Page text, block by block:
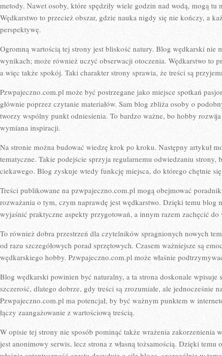
metody. Nawet osoby, które spędziły wiele godzin nad wodą, mogą
Wędkarstwo to przecież obszar, gdzie nauka nigdy się nie kończy, a
perspektywę.
Ogromną wartością tej strony jest bliskość natury. Blog wędkarski nie
wynikach; może również uczyć obserwacji otoczenia. Wędkarstwo to
a więc także spokój. Taki charakter strony sprawia, że treści są
Pzwpajeczno.com.pl może być postrzegane jako miejsce spotkań
głównie poprzez czytanie materiałów. Sam blog zbliża osoby o
tworzy wspólny punkt odniesienia. To bardzo ważne, bo hobby
wymiana inspiracji.
Na stronie można budować wiedzę krok po kroku. Następny artykuł
tematyczne. Takie podejście sprzyja regularnemu odwiedzaniu
ciekawego. Blog zyskuje wtedy funkcję miejsca, do którego chętnie
Treści publikowane na pzwpajeczno.com.pl mogą obejmować
rozważania o tym, czym naprawdę jest wędkarstwo. Dzięki temu blog
wyjaśnić praktyczne aspekty przygotowań, a innym razem zachęcić
To również dobra przestrzeń dla czytelników spragnionych nowych
od razu szczegółowych porad sprzętowych. Czasem ważniejsze są
wędkarskiego hobby. Pzwpajeczno.com.pl może właśnie
Blog wędkarski powinien być naturalny, a ta strona doskonale wpisuje
szczerość, dlatego dobrze, gdy treści są zrozumiałe, ale jednocześnie
Pzwpajeczno.com.pl ma potencjał, by być ważnym punktem w
łączy zaangażowanie z wartościową treścią.
W opisie tej strony nie sposób pominąć także wrażenia zakorzenienia
jest anonimowy serwis, lecz strona z własną tożsamością. Dzięki